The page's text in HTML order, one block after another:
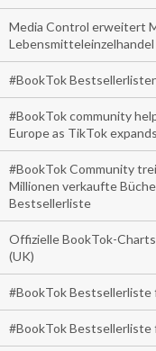
Media Control erweitert
Lebensmitteleinzelhandel
#BookTok
#BookTok community
Europe as TikTok
#BookTok Community
Millionen verkaufte
Bestsellerliste
Offizielle BookTok-
(UK)
#BookTok Bestsellerliste
#BookTok Bestsellerliste